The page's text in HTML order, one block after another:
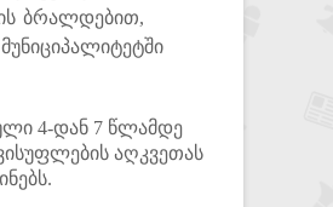
ბრალდებით,
4-დან 7 წლამდე
აღკვეთას